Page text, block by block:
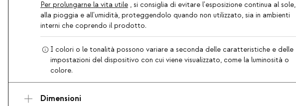
Per prolungarne la vita utile , si consiglia di evitare l'esposizione continua al sole,
alla pioggia e all'umidità, proteggendolo quando non utilizzato, sia in ambienti
interni che coprendo il prodotto.
I colori o le tonalità possono variare a seconda delle caratteristiche e delle
impostazioni del dispositivo con cui viene visualizzato, come la luminosità o
colore.
Dimensioni